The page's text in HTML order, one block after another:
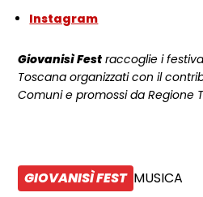
Instagram
Giovanisì Fest raccoglie i
Toscana organizzati con il
Comuni e promossi da Regione
CATEGORIA:
GIOVANISÌ FEST Tipologia:
MUSICA